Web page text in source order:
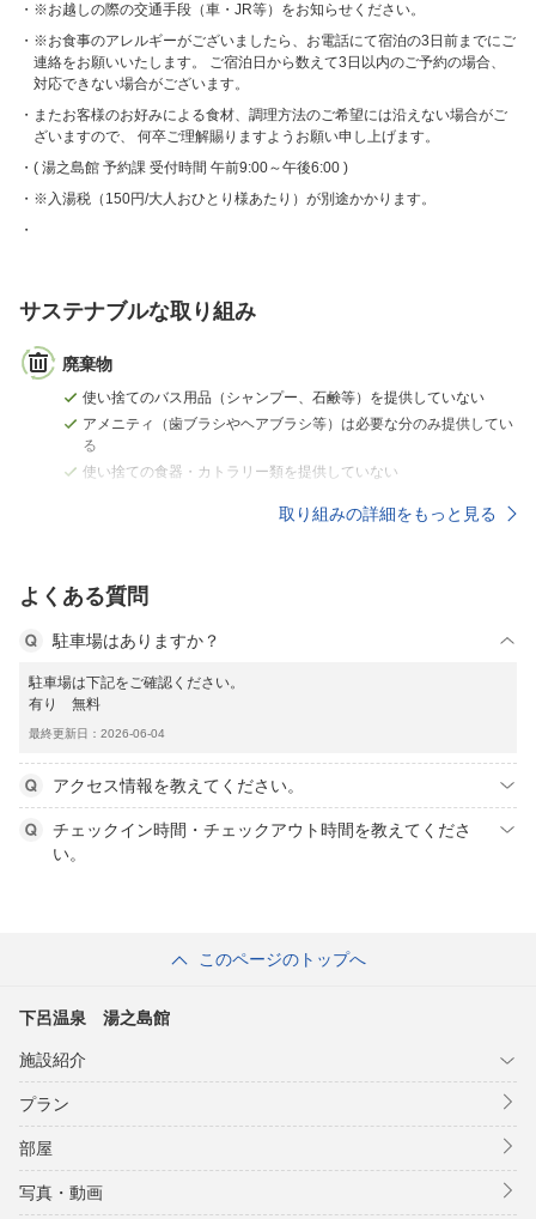
※お越しの際の交通手段（車・JR等）をお知らせください。
※お食事のアレルギーがございましたら、お電話にて宿泊の3日前までにご
連絡をお願いいたします。 ご宿泊日から数えて3日以内のご予約の場合、
対応できない場合がございます。
またお客様のお好みによる食材、調理方法のご希望には沿えない場合がご
ざいますので、 何卒ご理解賜りますようお願い申し上げます。
( 湯之島館 予約課 受付時間 午前9:00～午後6:00 )
※入湯税（150円/大人おひとり様あたり）が別途かかります。
サステナブルな取り組み
廃棄物
使い捨てのバス用品（シャンプー、石鹸等）を提供していない
アメニティ（歯ブラシやヘアブラシ等）は必要な分のみ提供してい
る
使い捨ての食器・カトラリー類を提供していない
取り組みの詳細をもっと見る
よくある質問
駐車場はありますか？
駐車場は下記をご確認ください。
有り 無料
最終更新日：2026-06-04
アクセス情報を教えてください。
チェックイン時間・チェックアウト時間を教えてくださ
い。
このページのトップへ
下呂温泉 湯之島館
施設紹介
プラン
部屋
写真・動画